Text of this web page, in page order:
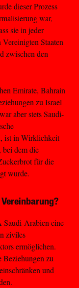
dieser Prozess
war,
sie in jeder
Staaten
zwischen den
Emirate, Bahrain
zu Israel
aber stets Saudi-
ist in Wirklichkeit
bei dem die
für die
wurde.
Vereinbarung?
Saudi-Arabien eine
ziviles
ermöglichen.
Beziehungen zu
und